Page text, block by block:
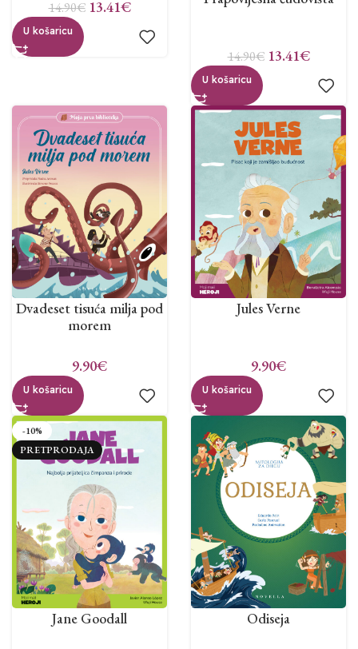
14.90€ 13.41€
U košaricu
14.90€ 13.41€
U košaricu
Dvadeset tisuća milja pod
morem
9.90€
U košaricu
Jules Verne
9.90€
U košaricu
-10%
PRETPRODAJA
Jane Goodall Odiseja